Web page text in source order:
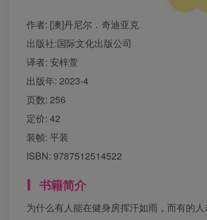
作者: [澳]丹尼尔．奇迪亚克
出版社:国际文化出版公司
译者: 安梓萱
出版年: 2023-4
页数: 256
定价: 42
装帧: 平装
ISBN: 9787512514522
书籍简介
为什么有人能在健身房挥汗如雨，而有的